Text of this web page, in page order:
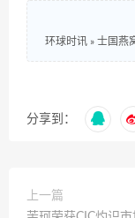
环球时讯 » 士国燕
分享到：
上一篇